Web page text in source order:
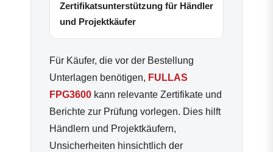
Zertifikatsunterstützung für Händler
und Projektkäufer
Für Käufer, die vor der Bestellung
Unterlagen benötigen, FULLAS
FPG3600 kann relevante Zertifikate und
Berichte zur Prüfung vorlegen. Dies hilft
Händlern und Projektkäufern,
Unsicherheiten hinsichtlich der